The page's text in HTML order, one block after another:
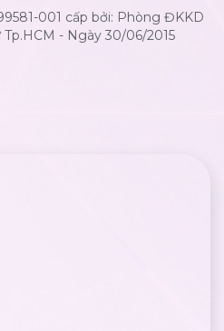
001 cấp bởi: Phòng ĐKKD
- Ngày 30/06/2015